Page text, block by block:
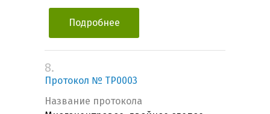
Подробнее
8.
Протокол № TP0003
Название протокола